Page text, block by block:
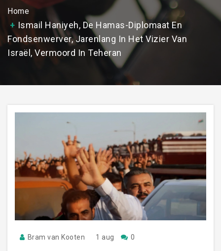
Home
Ismail Haniyeh, De Hamas-Diplomaat En
Fondsenwerver, Jarenlang In Het Vizier Van
Israël, Vermoord In Teheran
Bram van Kooten 1 aug 0